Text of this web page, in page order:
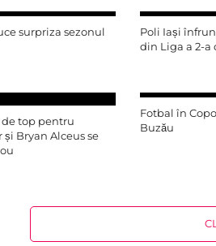
surpriza sezonul
Poli Iași
din Liga a 2-a
top pentru
și Bryan Alceus se
Fotbal în
Buzău